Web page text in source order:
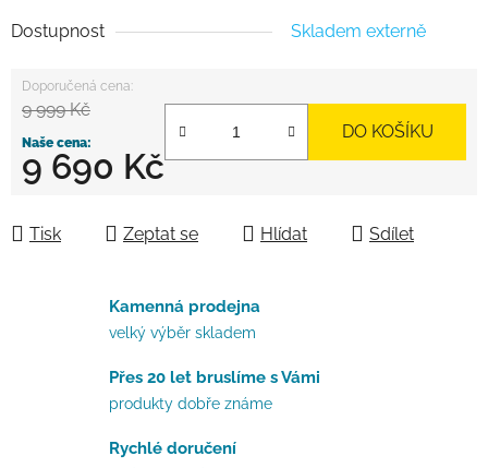
Dostupnost Skladem externě
9 999 Kč
9 690 Kč
DO KOŠÍKU
Tisk Zeptat se Hlídat Sdílet
Kamenná prodejna
velký výběr skladem
Přes 20 let bruslíme s Vámi
produkty dobře známe
Rychlé doručení